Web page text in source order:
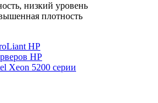
низкий уровень
плотность
HP
HP
Xeon 5200 серии